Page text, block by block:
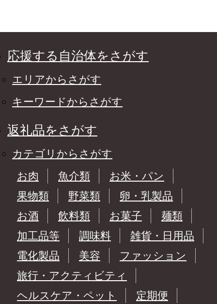
応援する自治体をさがす
エリアからさがす
キーワードからさがす
返礼品をさがす
カテゴリからさがす
お肉
魚介類
お米・パン
果物類
野菜類
卵・乳製品
お酒
飲料類 お菓子
麺類
加工品等
調味料
雑貨・日用品
電化製品
美容
ファッション
旅行・アクティビティ
ヘルスケア・ペット
定期便